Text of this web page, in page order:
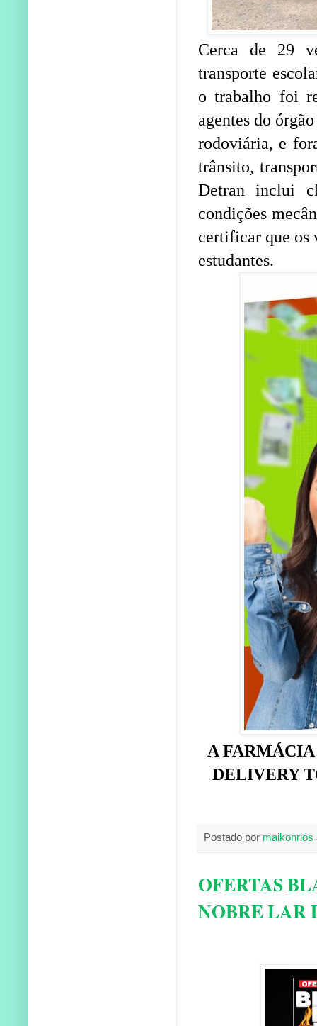
Cerca de 29
transporte
o trabalho foi
agentes do
rodoviária, e
trânsito,
Detran inclui
condições
certificar que os
estudantes.
A
DELIVERY
Postado por maikonrios
OFERTAS
NOBRE LAR